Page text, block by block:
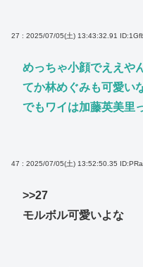
27 : 2025/07/05(土) 13:43:32.91
めっちゃ小顔でええや
てか林めぐみも可愛い
でもワイは加藤英美里
47 : 2025/07/05(土) 13:52:50.35
>>27
モルボル可愛いよな